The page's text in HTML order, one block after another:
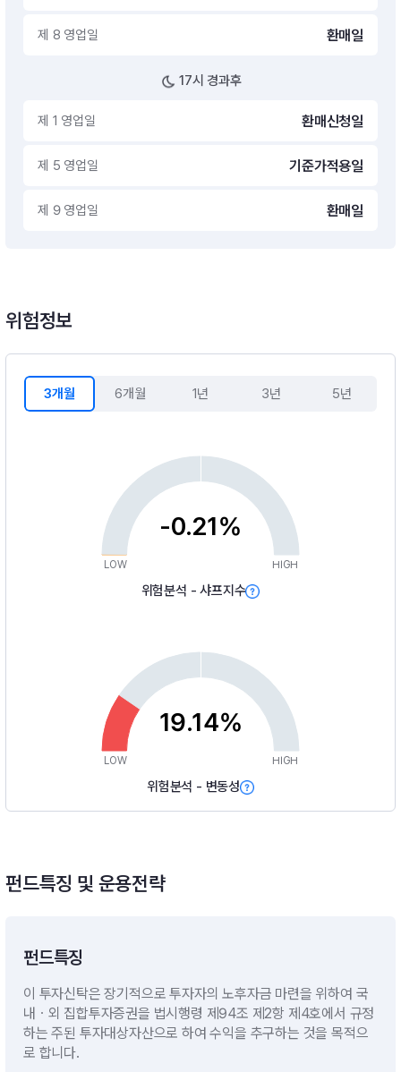
제 8 영업일 환매일
17시 경과후
제 1 영업일 환매신청일
제 5 영업일 기준가적용일
제 9 영업일 환매일
위험정보
3개월 6개월 1년 3년 5년
-0.21%
LOW HIGH
위험분석 - 샤프지수
19.14%
LOW HIGH
위험분석 - 변동성
펀드특징 및 운용전략
펀드특징
이 투자신탁은 장기적으로 투자자의 노후자금 마련을 위하여 국
내ㆍ외 집합투자증권을 법시행령 제94조 제2항 제4호에서 규정
하는 주된 투자대상자산으로 하여 수익을 추구하는 것을 목적으
로 합니다.